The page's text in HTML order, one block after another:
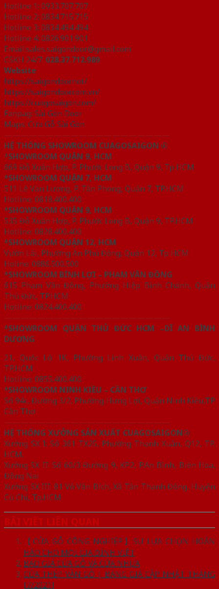
Hotline 1: 0933.707.707
Hotline 2: 0834.715.715
Hotline 3: 0834.494.494
Hotline 4: 0826.901.901
Email:sales.saigondoor@gmail.com
CSKH 24/7: 028.37.712.989
Website
https://saigondoor.net/
https://saigondoor.com.vn/
https://cuagosaigon.com/
Fanpag: Sài Gòn Door
Maps: Cửa Gỗ Sài Gòn
————————————————————
HỆ THỐNG SHOWROOM CUAGOSAIGON ®
*SHOWROOM QUẬN 9, HCM
669 Đỗ Xuân Hợp, P. Phước Long B, Quận 9, Tp HCM
*SHOWROOM QUẬN 7, HCM
511 Lê Văn Lương, P. Tân Phong, Quận 7, TP.HCM
Hotline: 0818.400.400
*SHOWROOM QUẬN 9, HCM
535 Đỗ Xuân Hợp, P. Phước Long B, Quận 9, TP.HCM
Hotline: 0828.400.400
*SHOWROOM QUẬN 12, HCM
Vườn Lài, Phường An Phú Đông, Quận 12, Tp HCM
Holine: 0886.500.500
*SHOWROOM BÌNH LỢI – PHẠM VĂN ĐỒNG
615 Phạm Văn Đồng, Phường Hiệp Bình Chánh, Quận
Thủ Đức, TP.HCM
Hotline: 0824.400.400
————————————————————
*SHOWROOM QUẬN THỦ ĐỨC HCM –DĨ AN BÌNH
DƯƠNG
21, Quốc Lộ 1K, Phường Linh Xuân, Quận Thủ Đức,
TP.HCM
Hotline: 0855.400.400
*SHOWROOM NINH KIỀU – CẦN THƠ
Số 94c, Đường 3/2, Phường Hưng Lợi, Quận Ninh Kiều,TP
Cần Thơ
————————————————————
HỆ THỐNG XƯỞNG SẢN XUẤT CUAGOSAIGON®
Xưởng SX I: Số 361 TX25, Phường Thạnh Xuân, Q12, TP.
HCM.
Xưởng SX II: Số 60/3 Đường 9, KP2, P.An Bình, Biên Hòa,
Đồng Nai
Xưởng SX III: 81 Võ Văn Bích, Xã Tân Thạnh Đông, Huyện
Củ Chi, Tp.HCM
BÀI VIẾT LIÊN QUAN
【CỬA GỖ CÔNG NGHIỆP】SỰ LỰA CHỌN HOÀN
HẢO CHO MỌI GIA ĐÌNH VIỆT
BÁO GIÁ CỬA GỖ VÀ CỬA NHỰA
CỬA THÉP VÂN GỖ | BẢNG GIÁ CẬP NHẬT THÁNG
[7/2021]